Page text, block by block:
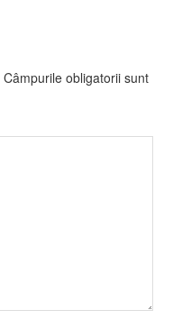
Câmpurile obligatorii sunt